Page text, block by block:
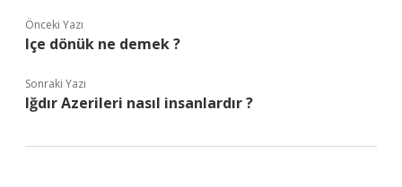
Önceki Yazı
Içe dönük ne demek ?
Sonraki Yazı
Iğdır Azerileri nasıl insanlardır ?